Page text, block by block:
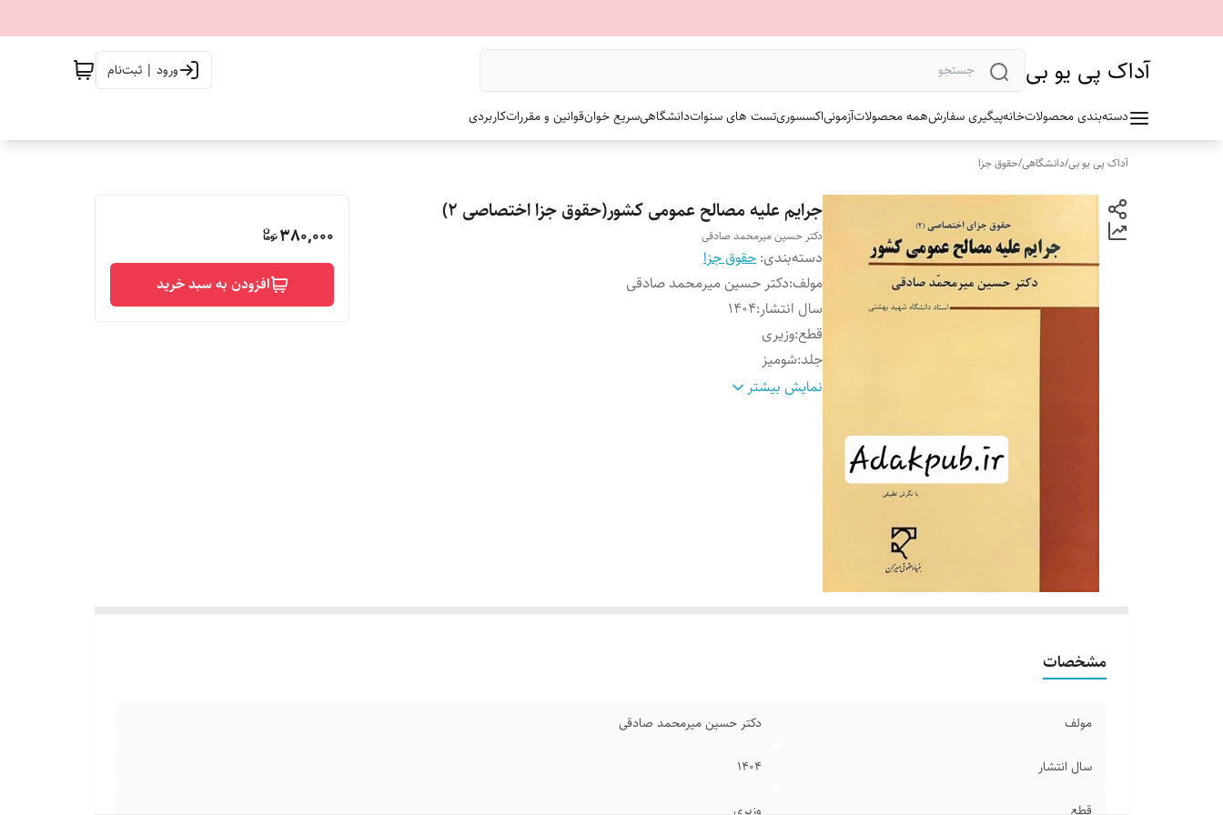
آداک پی یو بی ورود | ثبت‌نام
دسته‌بندی محصولاتخانهپیگیری سفارشهمه محصولاتآزمونیاکسسوریتست های سنواتدانشگاهیسریع خوانقوانین و مقرراتکاربردی
آداک پی یو بی/دانشگاهی/حقوق جزا
جرایم علیه مصالح عمومی کشور(حقوق جزا اختصاصی ۲)
دکتر حسین میرمحمد صادقی
دسته‌بندی: حقوق جزا
مولف:دکتر حسین میرمحمد صادقی
سال انتشار:۱۴۰۴
قطع:وزیری
جلد:شومیز
تعداد صفحات :۴۳۲ نمایش بیشتر
380,000
افزودن به سبد خرید
مشخصات
مولف دکتر حسین میرمحمد صادقی
سال انتشار ۱۴۰۴
قطع وزیری